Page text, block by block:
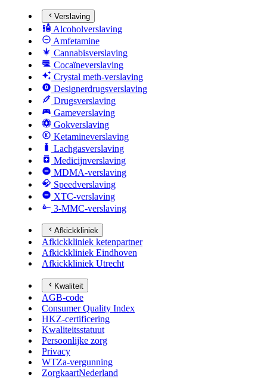
Verslaving
Alcoholverslaving
Amfetamine
Cannabisverslaving
Cocaïneverslaving
Crystal meth-verslaving
Designerdrugsverslaving
Drugsverslaving
Gameverslaving
Gokverslaving
Ketamineverslaving
Lachgasverslaving
Medicijnverslaving
MDMA-verslaving
Speedverslaving
XTC-verslaving
3-MMC-verslaving
Afkickkliniek
Afkickkliniek ketenpartner
Afkickkliniek Eindhoven
Afkickkliniek Utrecht
Kwaliteit
AGB-code
Consumer Quality Index
HKZ-certificering
Kwaliteitsstatuut
Persoonlijke zorg
Privacy
WTZa-vergunning
ZorgkaartNederland